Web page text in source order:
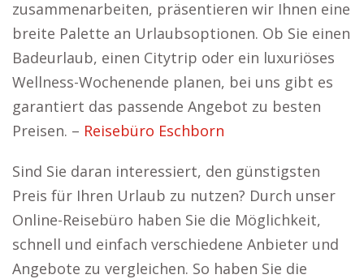
zusammenarbeiten, präsentieren wir Ihnen eine
breite Palette an Urlaubsoptionen. Ob Sie einen
Badeurlaub, einen Citytrip oder ein luxuriöses
Wellness-Wochenende planen, bei uns gibt es
garantiert das passende Angebot zu besten
Preisen. – Reisebüro Eschborn
Sind Sie daran interessiert, den günstigsten
Preis für Ihren Urlaub zu nutzen? Durch unser
Online-Reisebüro haben Sie die Möglichkeit,
schnell und einfach verschiedene Anbieter und
Angebote zu vergleichen. So haben Sie die